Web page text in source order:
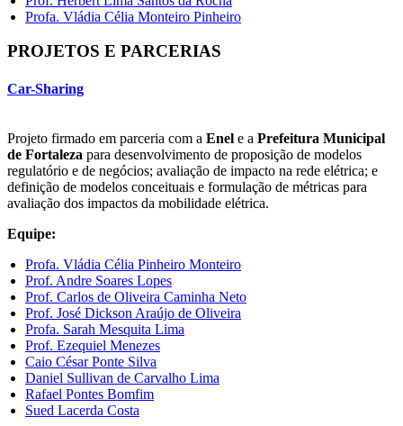
Profa. Vládia Célia Monteiro Pinheiro
PROJETOS E PARCERIAS
Car-Sharing
Projeto firmado em parceria com a Enel e a Prefeitura Municipal
de Fortaleza para desenvolvimento de proposição de modelos
regulatório e de negócios; avaliação de impacto na rede elétrica; e
definição de modelos conceituais e formulação de métricas para
avaliação dos impactos da mobilidade elétrica.
Equipe:
Profa. Vládia Célia Pinheiro Monteiro
Prof. Andre Soares Lopes
Prof. Carlos de Oliveira Caminha Neto
Prof. José Dickson Araújo de Oliveira
Profa. Sarah Mesquita Lima
Prof. Ezequiel Menezes
Caio César Ponte Silva
Daniel Sullivan de Carvalho Lima
Rafael Pontes Bomfim
Sued Lacerda Costa